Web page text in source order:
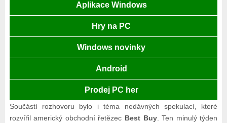
Aplikace Windows
Hry na PC
Windows novinky
Android
Prodej PC her
Součástí rozhovoru bylo i téma nedávných spekulací, které
rozvířil americký obchodní řetězec Best Buy. Ten minulý týden